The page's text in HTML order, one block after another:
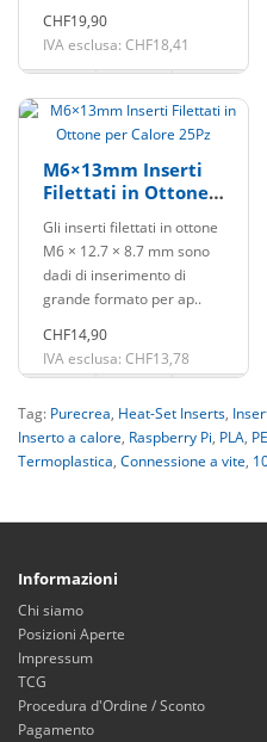
CHF19,90
IVA esclusa: CHF18,41
M6×13mm Inserti
Filettati in Ottone
Gli inserti filettati in ottone
M6 × 12.7 × 8.7 mm sono
dadi di inserimento di
grande formato per ap..
CHF14,90
IVA esclusa: CHF13,78
Tag: Purecrea, Heat-Set Inserts,
Inserto a calore, Raspberry Pi, PLA,
Termoplastica, Connessione a vite,
Informazioni
Chi siamo
Posizioni Aperte
Impressum
TCG
Procedura d'Ordine / Sconto
Pagamento